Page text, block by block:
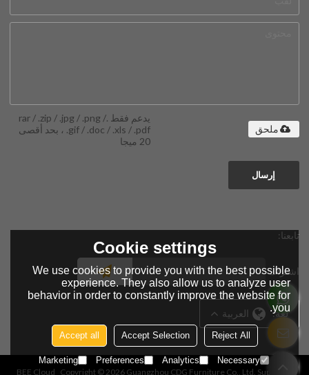
يدعم فقط .rar / .zip / .jpg / .png /
.gif / .doc / .xls / .pdf ، بحد أقصى
20 ميجا
ملحق
إرسال
تابعنا:
اشتراك
لغة: العربية
Copyright © 2026 Guangzhou CDG Furniture Co., Ltd. Support By
BEE Cloud
Cookie settings
We use cookies to provide you with the best possible
experience. They also allow us to analyze user
behavior in order to constantly improve the website for
you.
Reject All
Accept Selection
Accept all
Necessary
Analytics
Preferences
Marketing